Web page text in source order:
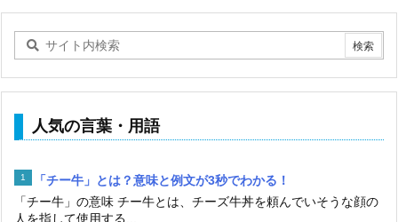
人気の言葉・用語
「チー牛」とは？意味と例文が3秒でわかる！
「チー牛」の意味 チー牛とは、チーズ牛丼を頼んでいそうな顔の
人を指して使用する...